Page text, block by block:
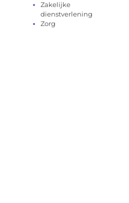
Zakelijke
dienstverlening
Zorg